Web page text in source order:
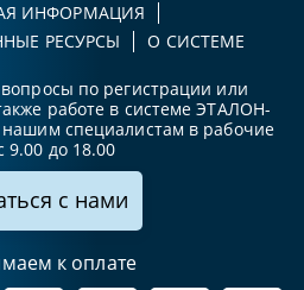
ИНФОРМАЦИЯ
РЕСУРСЫ
О СИСТЕМЕ
по регистрации или
работе в системе ЭТАЛОН-
нашим специалистам в рабочие
9.00 до 18.00
с нами
к оплате